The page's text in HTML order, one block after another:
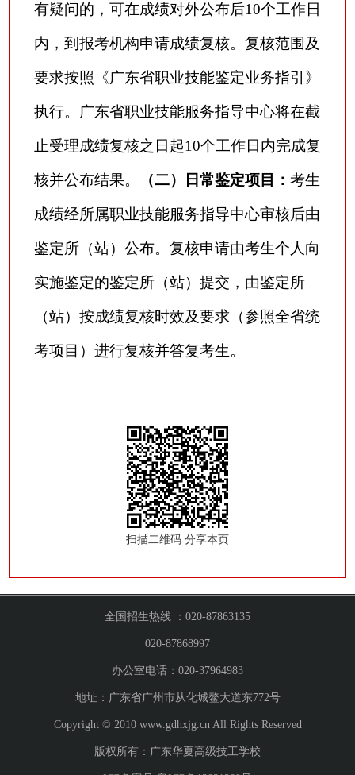
有疑问的，可在成绩对外公布后10个工作日
内，到报考机构申请成绩复核。复核范围及
要求按照《广东省职业技能鉴定业务指引》
执行。广东省职业技能服务指导中心将在截
止受理成绩复核之日起10个工作日内完成复
核并公布结果。 （二）日常鉴定项目： 考生
成绩经所属职业技能服务指导中心审核后由
鉴定所（站）公布。复核申请由考生个人向
实施鉴定的鉴定所（站）提交，由鉴定所
（站）按成绩复核时效及要求（参照全省统
考项目）进行复核并答复考生。
扫描二维码 分享本页
全国招生热线 ：020-87863135
020-87868997
办公室电话：020-37964983
地址：广东省广州市从化城鳌大道东772号
Copyright © 2010 www.gdhxjg.cn All Rights Reserved
版权所有：广东华夏高级技工学校